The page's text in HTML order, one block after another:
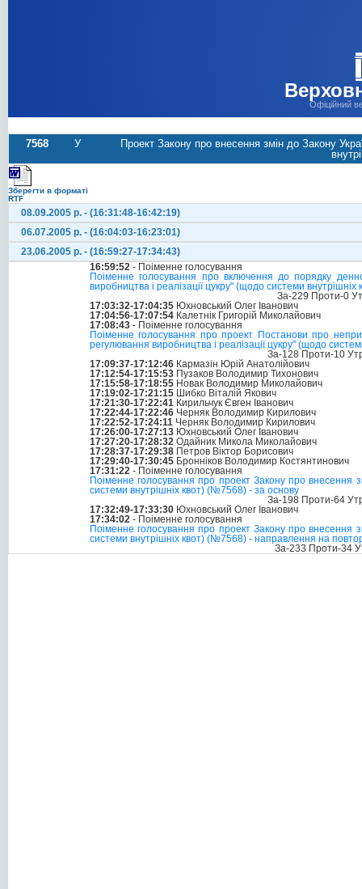
Офіційний
7568 У
Проект Закону про внесення змін до Закону
Зберегти в форматі
RTF
08.09.2005 р. - (16:31:48-16:42:19)
06.07.2005 р. - (16:04:03-16:23:01)
23.06.2005 р. - (16:59:27-17:34:43)
16:59:52 - Поіменне голосування
Поіменне голосування про включення до порядку
виробництва і реалізації цукру" (щодо системи
За-229 Проти-0
17:03:32-17:04:35 Юхновський Олег Іванович
17:04:56-17:07:54 Калетнік Григорій Миколайович
17:08:43 - Поіменне голосування
Поіменне голосування про проект Постанови про
регулювання виробництва і реалізації цукру" (щодо
За-128 Проти-10
17:09:37-17:12:46 Кармазін Юрій Анатолійович
17:12:54-17:15:53 Пузаков Володимир Тихонович
17:15:58-17:18:55 Новак Володимир Миколайович
17:19:02-17:21:15 Шибко Віталій Якович
17:21:30-17:22:41 Кирильчук Євген Іванович
17:22:44-17:22:46 Черняк Володимир Кирилович
17:22:52-17:24:11 Черняк Володимир Кирилович
17:26:00-17:27:13 Юхновський Олег Іванович
17:27:20-17:28:32 Одайник Микола Миколайович
17:28:37-17:29:38 Петров Віктор Борисович
17:29:40-17:30:45 Бронніков Володимир Костянтинович
17:31:22 - Поіменне голосування
Поіменне голосування про проект Закону про внесення
системи внутрішніх квот) (№7568) - за основу
За-198 Проти-64
17:32:49-17:33:30 Юхновський Олег Іванович
17:34:02 - Поіменне голосування
Поіменне голосування про проект Закону про внесення
системи внутрішніх квот) (№7568) - направлення на
За-233 Проти-34